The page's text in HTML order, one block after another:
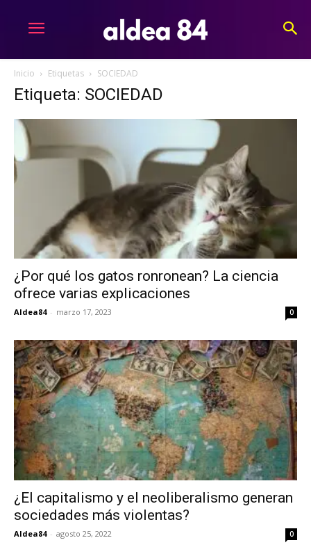
Inicio Etiquetas SOCIEDAD
Etiqueta: SOCIEDAD
¿Por qué los gatos ronronean? La ciencia
ofrece varias explicaciones
Aldea84 - marzo 17, 2023 0
¿El capitalismo y el neoliberalismo generan
sociedades más violentas?
Aldea84 - agosto 25, 2022 0